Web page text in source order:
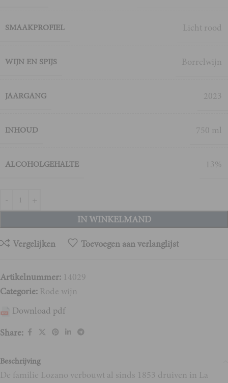
SMAAKPROFIEL Licht rood
WIJN EN SPIJS Borrelwijn
JAARGANG 2023
INHOUD 750 ml
ALCOHOLGEHALTE 13%
IN WINKELMAND
Vergelijken
Toevoegen aan verlanglijst
Artikelnummer: 14029
Categorie: Rode wijn
Download pdf
Share:
Beschrijving
De familie Lozano verbouwt al sinds 1853 druiven in La